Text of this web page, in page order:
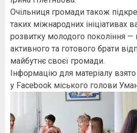
Очільниця громади також
таких міжнародних ініціативах
розвитку молодого покоління —
активного та готового брати
майбутнє своєї громади.
Інформацію для матеріалу взято
у Facebook міського голови